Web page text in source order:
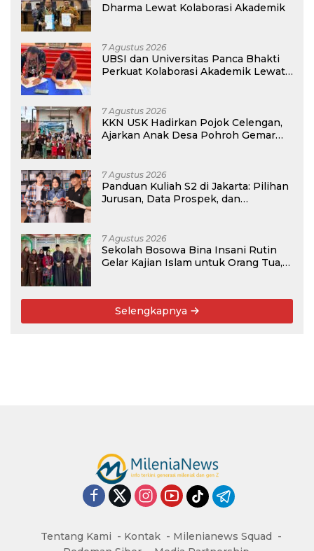
Dharma Lewat Kolaborasi Akademik
7 Agustus 2026
UBSI dan Universitas Panca Bhakti
Perkuat Kolaborasi Akademik Lewat
7 Agustus 2026
KKN USK Hadirkan Pojok Celengan,
Ajarkan Anak Desa Pohroh Gemar
7 Agustus 2026
Panduan Kuliah S2 di Jakarta: Pilihan
Jurusan, Data Prospek, dan
7 Agustus 2026
Sekolah Bosowa Bina Insani Rutin
Gelar Kajian Islam untuk Orang Tua,
Selengkapnya
Tentang Kami Kontak
Milenianews Squad